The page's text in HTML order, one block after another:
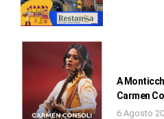
A
Carmen
6 Agosto